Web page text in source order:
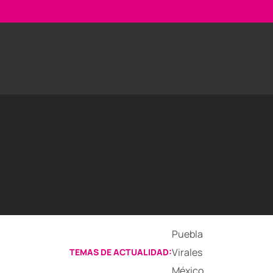
TEMAS DE ACTUALIDAD:
Puebla
Virales
México